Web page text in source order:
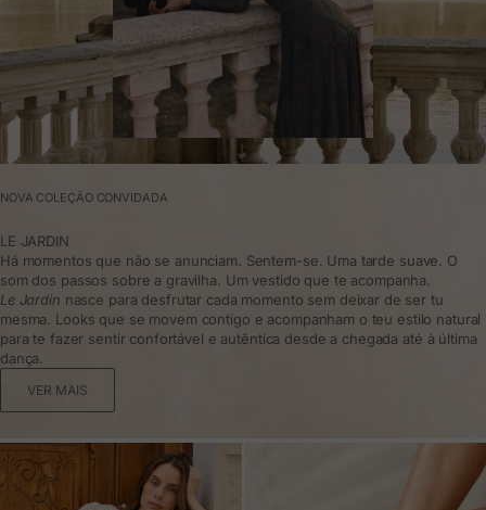
NOVA COLEÇÃO CONVIDADA
LE JARDIN
Há momentos que não se anunciam. Sentem-se. Uma tarde suave. O
som dos passos sobre a gravilha. Um vestido que te acompanha.
Le Jardin nasce para desfrutar cada momento sem deixar de ser tu
mesma. Looks que se movem contigo e acompanham o teu estilo natural
para te fazer sentir confortável e autêntica desde a chegada até à última
dança.
VER MAIS